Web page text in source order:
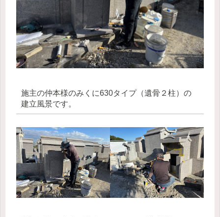
施主の仲本様のみくに630タイプ（遺骨２柱）の
建立風景です。